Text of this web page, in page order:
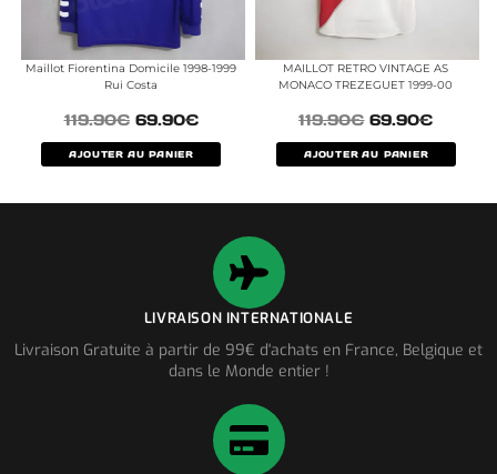
Maillot Fiorentina Domicile 1998-1999
Rui Costa
119.90€ 69.90€
AJOUTER AU PANIER
MAILLOT RETRO VINTAGE AS
MONACO TREZEGUET 1999-00
119.90€ 69.90€
AJOUTER AU PANIER
LIVRAISON INTERNATIONALE
Livraison Gratuite à partir de 99€ d'achats en France, Belgique et
dans le Monde entier !